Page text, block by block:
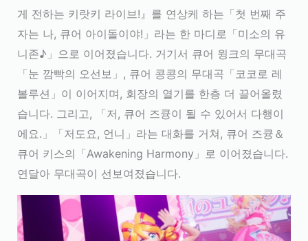
게 전하는 키랏키 라이브!』를 연상케 하는「첫 번째 주
자는 나, 큐어 아이돌이야!」라는 한 마디로「미소의 유
니존♪」으로 이어졌습니다. 거기서 큐어 윙크의 무대곡
「눈 깜빡의 오선보」, 큐어 콩콩의 무대곡「코코로 레
볼루션」이 이어지며, 회장의 열기를 한층 더 끌어올렸
습니다. 그리고, 「저, 큐어 즈큥이 될 수 있어서 다행이
에요.」「저도요, 언니」라는 대화를 거쳐, 큐어 즈큥＆
큐어 키스의「Awakening Harmony」로 이어졌습니다.
연달아 무대곡이 선보여졌습니다.